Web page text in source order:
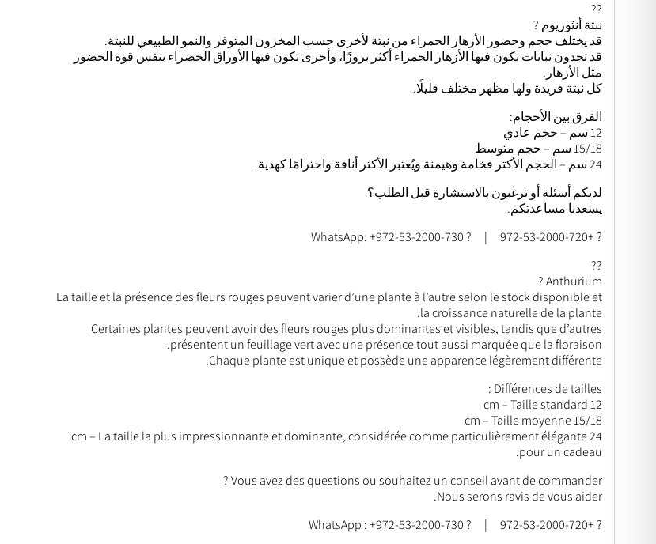
??
نبتة أنثوريوم ?
قد يختلف حجم وحضور الأزهار الحمراء من نبتة لأخرى حسب المخزون المتوفر والنمو الطبيعي للنبتة.
قد تجدون نباتات تكون فيها الأزهار الحمراء أكثر بروزًا، وأخرى تكون فيها الأوراق الخضراء بنفس قوة الحضور
مثل الأزهار.
كل نبتة فريدة ولها مظهر مختلف قليلًا.
الفرق بين الأحجام:
12 سم – حجم عادي
15/18 سم – حجم متوسط
24 سم – الحجم الأكثر فخامة وهيمنة ويُعتبر الأكثر أناقة واحترامًا كهدية.
لديكم أسئلة أو ترغبون بالاستشارة قبل الطلب؟
يسعدنا مساعدتكم.
? +972-53-2000-720 | ? WhatsApp: +972-53-2000-730
??
Anthurium ?
La taille et la présence des fleurs rouges peuvent varier d’une plante à l’autre selon le stock disponible et
la croissance naturelle de la plante.
Certaines plantes peuvent avoir des fleurs rouges plus dominantes et visibles, tandis que d’autres
présentent un feuillage vert avec une présence tout aussi marquée que la floraison.
Chaque plante est unique et possède une apparence légèrement différente.
Différences de tailles :
12 cm – Taille standard
15/18 cm – Taille moyenne
24 cm – La taille la plus impressionnante et dominante, considérée comme particulièrement élégante
pour un cadeau.
Vous avez des questions ou souhaitez un conseil avant de commander ?
Nous serons ravis de vous aider.
? +972-53-2000-720 | ? WhatsApp : +972-53-2000-730